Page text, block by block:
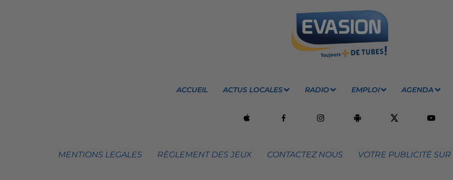
ACCUEIL ACTUS LOCALES RADIO EMPLOI AGENDA
MENTIONS LEGALES RÈGLEMENT DES JEUX CONTACTEZ NOUS VOTRE PUBLICITÉ